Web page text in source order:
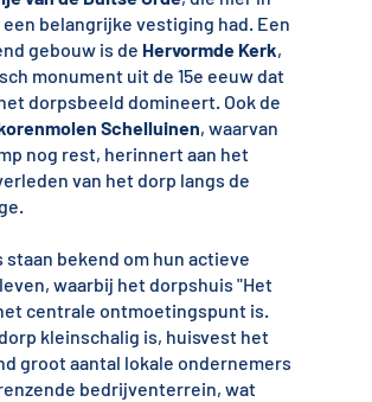
een belangrijke vestiging had. Een
gebouw is de Hervormde Kerk,
monument uit de 15e eeuw dat
dorpsbeeld domineert. Ook de
Schelluinen, waarvan
nog rest, herinnert aan het
van het dorp langs de
staan bekend om hun actieve
waarbij het dorpshuis "Het
centrale ontmoetingspunt is.
kleinschalig is, huisvest het
groot aantal lokale ondernemers
bedrijventerrein, wat